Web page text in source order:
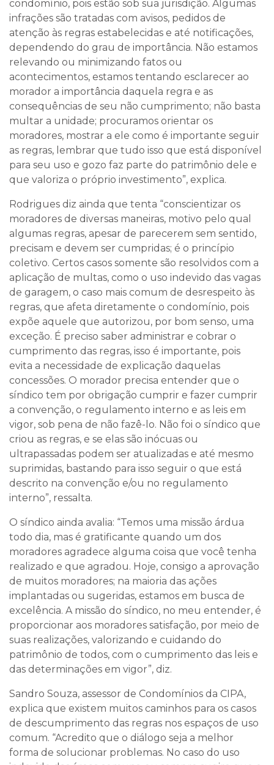
condomínio, pois estão sob sua jurisdição. Algumas
infrações são tratadas com avisos, pedidos de
atenção às regras estabelecidas e até notificações,
dependendo do grau de importância. Não estamos
relevando ou minimizando fatos ou
acontecimentos, estamos tentando esclarecer ao
morador a importância daquela regra e as
consequências de seu não cumprimento; não basta
multar a unidade; procuramos orientar os
moradores, mostrar a ele como é importante seguir
as regras, lembrar que tudo isso que está disponível
para seu uso e gozo faz parte do patrimônio dele e
que valoriza o próprio investimento”, explica.
Rodrigues diz ainda que tenta “conscientizar os
moradores de diversas maneiras, motivo pelo qual
algumas regras, apesar de parecerem sem sentido,
precisam e devem ser cumpridas; é o princípio
coletivo. Certos casos somente são resolvidos com a
aplicação de multas, como o uso indevido das vagas
de garagem, o caso mais comum de desrespeito às
regras, que afeta diretamente o condomínio, pois
expõe aquele que autorizou, por bom senso, uma
exceção. É preciso saber administrar e cobrar o
cumprimento das regras, isso é importante, pois
evita a necessidade de explicação daquelas
concessões. O morador precisa entender que o
síndico tem por obrigação cumprir e fazer cumprir
a convenção, o regulamento interno e as leis em
vigor, sob pena de não fazê-lo. Não foi o síndico que
criou as regras, e se elas são inócuas ou
ultrapassadas podem ser atualizadas e até mesmo
suprimidas, bastando para isso seguir o que está
descrito na convenção e/ou no regulamento
interno”, ressalta.
O síndico ainda avalia: “Temos uma missão árdua
todo dia, mas é gratificante quando um dos
moradores agradece alguma coisa que você tenha
realizado e que agradou. Hoje, consigo a aprovação
de muitos moradores; na maioria das ações
implantadas ou sugeridas, estamos em busca de
excelência. A missão do síndico, no meu entender, é
proporcionar aos moradores satisfação, por meio de
suas realizações, valorizando e cuidando do
patrimônio de todos, com o cumprimento das leis e
das determinações em vigor”, diz.
Sandro Souza, assessor de Condomínios da CIPA,
explica que existem muitos caminhos para os casos
de descumprimento das regras nos espaços de uso
comum. “Acredito que o diálogo seja a melhor
forma de solucionar problemas. No caso do uso